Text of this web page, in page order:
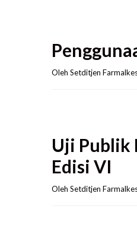
Oleh Setditjen
Uji Publik
Edisi VI
Oleh Setditjen